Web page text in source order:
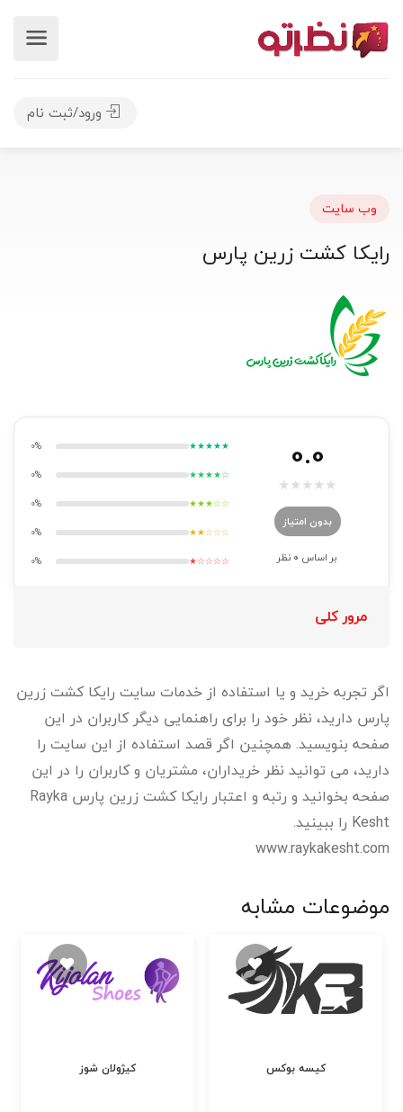
ورود/ثبت نام
وب سایت
رایکا کشت زرین پارس
0.0
★
★
★
★
★
بدون امتیاز
بر اساس 0 نظر
★★★★★
0%
★★★★☆
0%
★★★☆☆
0%
★★☆☆☆
0%
★☆☆☆☆
0%
مرور کلی
اگر تجربه خرید و یا استفاده از خدمات سایت رایکا کشت زرین
پارس دارید، نظر خود را برای راهنمایی دیگر کاربران در این
صفحه بنویسید. همچنین اگر قصد استفاده از این سایت را
دارید، می توانید نظر خریداران، مشتریان و کاربران را در این
صفحه بخوانید و رتبه و اعتبار رایکا کشت زرین پارس Rayka
Kesht را ببینید.
www.raykakesht.com
موضوعات مشابه
کیژولان شوز کیسه بوکس